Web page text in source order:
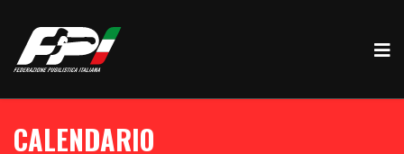
CALENDARIO